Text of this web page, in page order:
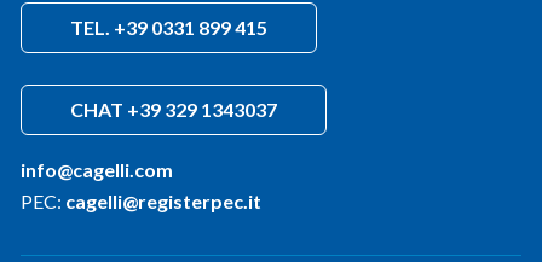
TEL. +39 0331 899 415
CHAT +39 329 1343037
info@cagelli.com
PEC: cagelli@registerpec.it